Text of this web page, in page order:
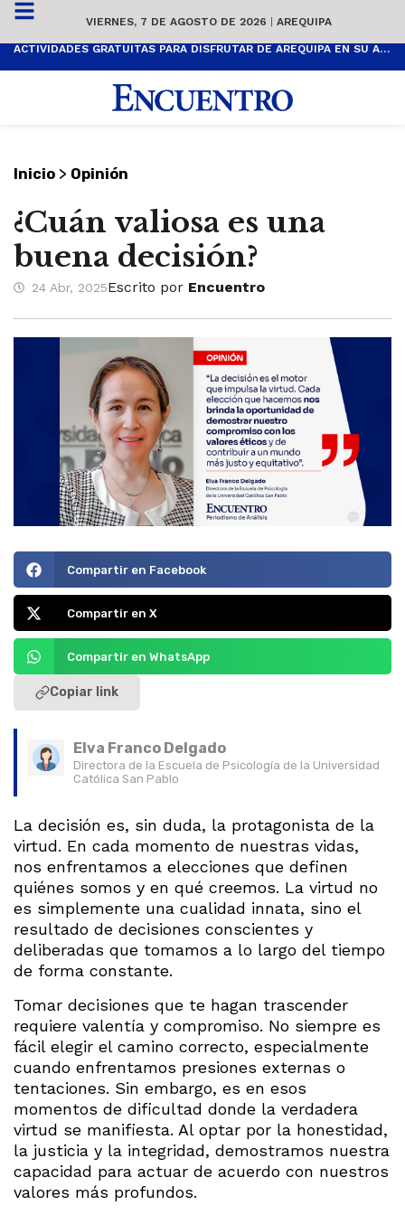
VIERNES, 7 DE AGOSTO DE 2026 | AREQUIPA
ACTIVIDADES GRATUITAS PARA DISFRUTAR DE AREQUIPA EN SU ANIVERSARIO
Inicio > Opinión
¿Cuán valiosa es una
buena decisión?
24 Abr, 2025Escrito por Encuentro
Compartir en Facebook
Compartir en X
Compartir en WhatsApp
Copiar link
Elva Franco Delgado
Directora de la Escuela de Psicología de la Universidad
Católica San Pablo
La decisión es, sin duda, la protagonista de la
virtud. En cada momento de nuestras vidas,
nos enfrentamos a elecciones que definen
quiénes somos y en qué creemos. La virtud no
es simplemente una cualidad innata, sino el
resultado de decisiones conscientes y
deliberadas que tomamos a lo largo del tiempo
de forma constante.
Tomar decisiones que te hagan trascender
requiere valentía y compromiso. No siempre es
fácil elegir el camino correcto, especialmente
cuando enfrentamos presiones externas o
tentaciones. Sin embargo, es en esos
momentos de dificultad donde la verdadera
virtud se manifiesta. Al optar por la honestidad,
la justicia y la integridad, demostramos nuestra
capacidad para actuar de acuerdo con nuestros
valores más profundos.